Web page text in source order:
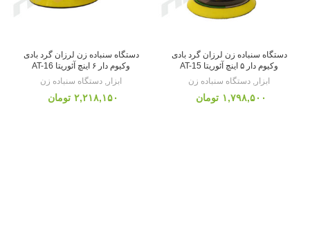
دستگاه سنباده زن لرزان گرد بادی
وکیوم دار ۵ اینچ آئوریتا AT-15
ابزار , دستگاه سنباده زن
تومان
دستگاه سنباده زن لرزان گرد بادی
وکیوم دار ۶ اینچ آئوریتا AT-16
ابزار , دستگاه سنباده زن
تومان